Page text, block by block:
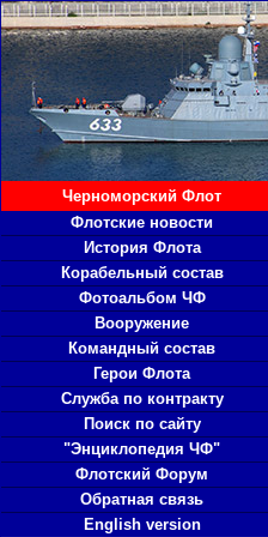
Черноморский Флот
Флотские новости
История Флота
Корабельный состав
Фотоальбом ЧФ
Вооружение
Командный состав
Герои Флота
Служба по контракту
Поиск по сайту
"Энциклопедия ЧФ"
Флотский Форум
Обратная связь
English version